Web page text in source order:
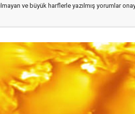
ve büyük harflerle yazılmış yorumlar